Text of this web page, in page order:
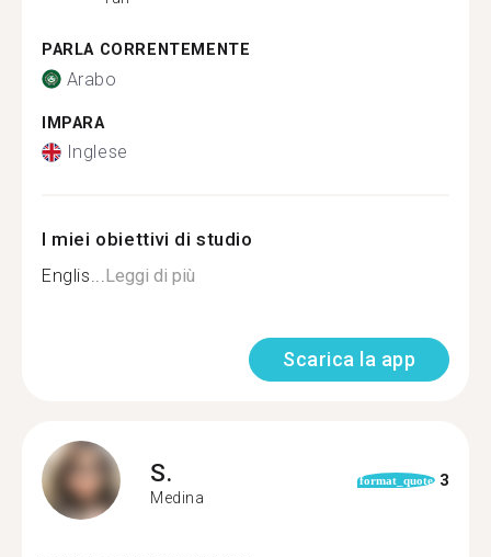
PARLA CORRENTEMENTE
Arabo
IMPARA
Inglese
I miei obiettivi di studio
Englis...Leggi di più
Scarica la app
S.
Medina
format_quote 3